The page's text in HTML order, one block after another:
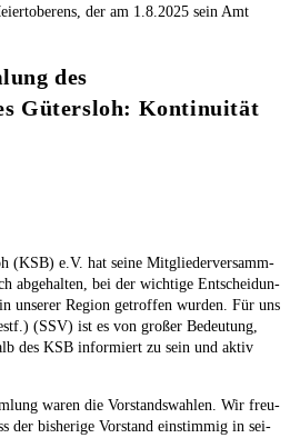
der am 1.8.2025 sein Amt
des
Gütersloh: Kontinuität
(KSB) e.V. hat sei­ne Mit­glie­der­ver­samm­
abge­hal­ten, bei der wich­ti­ge Ent­schei­dun­
unse­rer Regi­on getrof­fen wur­den. Für uns
(SSV) ist es von gro­ßer Bedeu­tung,
des KSB infor­miert zu sein und aktiv
waren die Vor­stands­wah­len. Wir freu­
der bis­he­ri­ge Vor­stand ein­stim­mig in sei­